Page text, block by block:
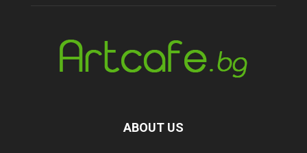
ABOUT US